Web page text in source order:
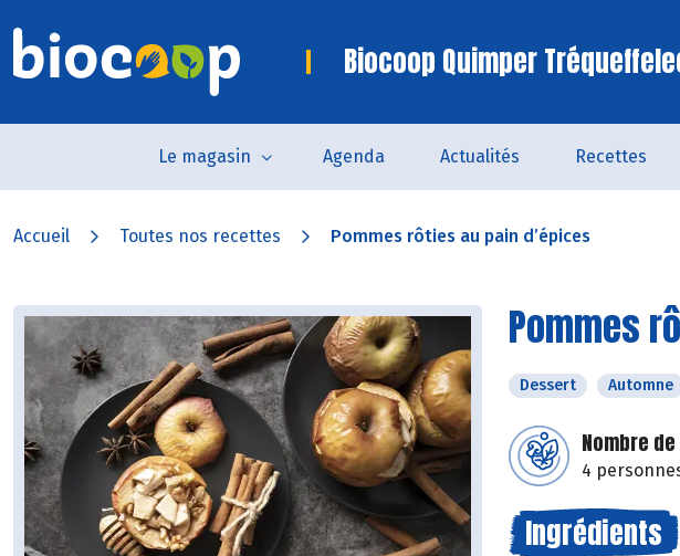
Biocoop Quimper
Le magasin Agenda Actualités Recettes
Accueil Toutes nos recettes Pommes rôties au pain d’épices
Pommes
Dessert Automne
Nombre
4
Ingrédients